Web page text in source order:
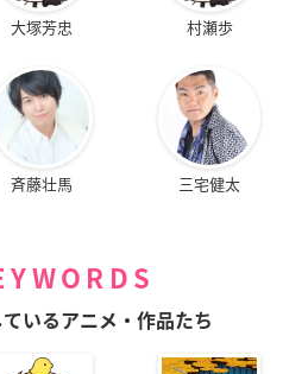
大塚芳忠 村瀬歩
斉藤壮馬 三宅健太
いるアニメ・作品たち